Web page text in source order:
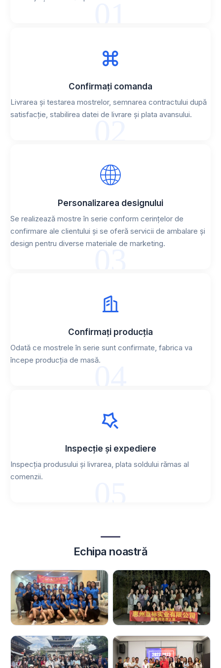
Confirmați comanda
Livrarea și testarea mostrelor, semnarea contractului după
satisfacție, stabilirea datei de livrare și plata avansului.
Personalizarea designului
Se realizează mostre în serie conform cerințelor de
confirmare ale clientului și se oferă servicii de ambalare și
design pentru diverse materiale de marketing.
Confirmați producția
Odată ce mostrele în serie sunt confirmate, fabrica va
începe producția de masă.
Inspecție și expediere
Inspecția produsului și livrarea, plata soldului rămas al
comenzii.
Echipa noastră